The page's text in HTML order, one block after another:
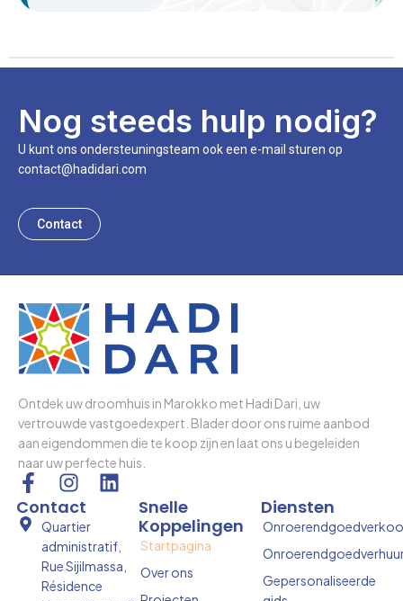
Nog steeds hulp nodig?
U kunt ons ondersteuningsteam ook een e-mail sturen op
contact@hadidari.com
Contact
Ontdek uw droomhuis in Marokko met Hadi Dari, uw
vertrouwde vastgoedexpert. Blader door ons ruime aanbod
aan eigendommen die te koop zijn en laat ons u begeleiden
naar uw perfecte huis.
F
a
c
I
n
s
t
a
g
L
k
e
Snelle
Koppelingen
Startpagina
Over ons
Diensten
Gepersonaliseerde
Contact
Quartier
administratif,
Rue Sijilmassa,
Résidence